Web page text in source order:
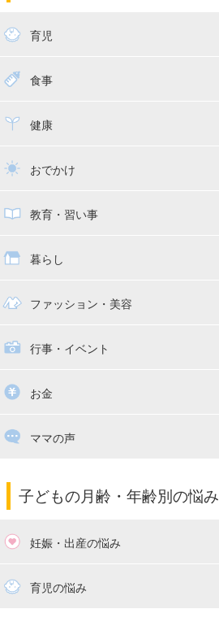
育児
赤ちゃんのお世話
寝かしつけ
トイトレ
食事
離乳食健康
乳幼児健診・予防接種
おでかけ
子供とおでかけ
抱っこ紐
教育・習い事
教育・習い事
幼稚園
絵本
暮らし
ママの日常
家族関係・夫婦関係
掃除
ファッション・美容
子供の服・ファッション
行事・イベント
漫画
出産祝い・内祝い
お金
住宅購入ママの声
子育てコラム
子どもの月齢・年齢別の悩み
妊娠・出産の悩み
妊活 育児の悩み